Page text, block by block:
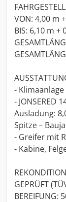
VON: 4,00 m
BIS: 6,10 m +
- Klimaanlage
- JONSERED
Ausladung:
Spitze –
- Greifer mit
- Kabine,
GEPRÜFT
BEREIFUNG: